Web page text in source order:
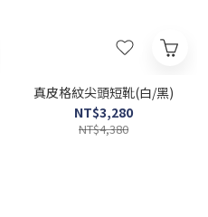
真皮格紋尖頭短靴(白/黑)
NT$3,280
NT$4,380